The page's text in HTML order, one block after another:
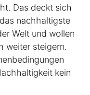
Das deckt sich
nachhaltigste
Welt und wollen
weiter steigern.
kein